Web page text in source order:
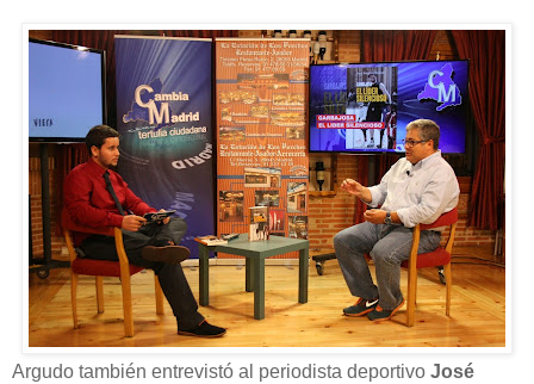
Argudo también entrevistó al periodista deportivo José